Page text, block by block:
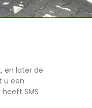
en later de
u een
SMS